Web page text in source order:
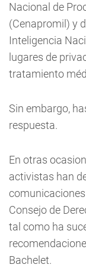
Nacional de
(Cenapromil) y
Inteligencia
lugares de
tratamiento
Sin embargo,
respuesta.
En otras
activistas han
Consejo de
tal como ha
Bachelet.